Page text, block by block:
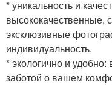
* уникальность и
высококачественные,
эксклюзивные
индивидуальность.
* экологично и удобно:
заботой о вашем